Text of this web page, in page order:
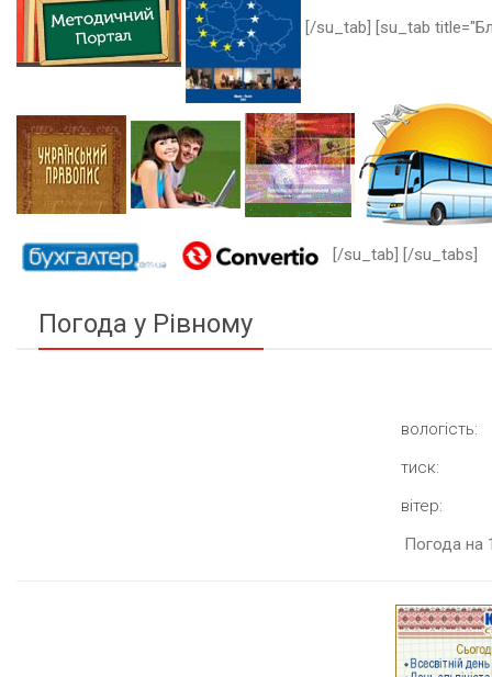
[/su_tab] [su_tab
[/su_tab] [/su_tabs]
Погода у Рівному
вологість:
тиск:
вітер:
Погода на